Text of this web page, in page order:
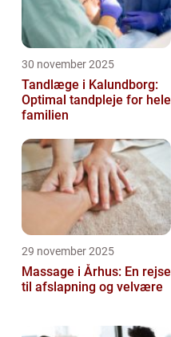
30 november 2025
Tandlæge i Kalundborg:
Optimal tandpleje for hele
familien
29 november 2025
Massage i Århus: En rejse
til afslapning og velvære